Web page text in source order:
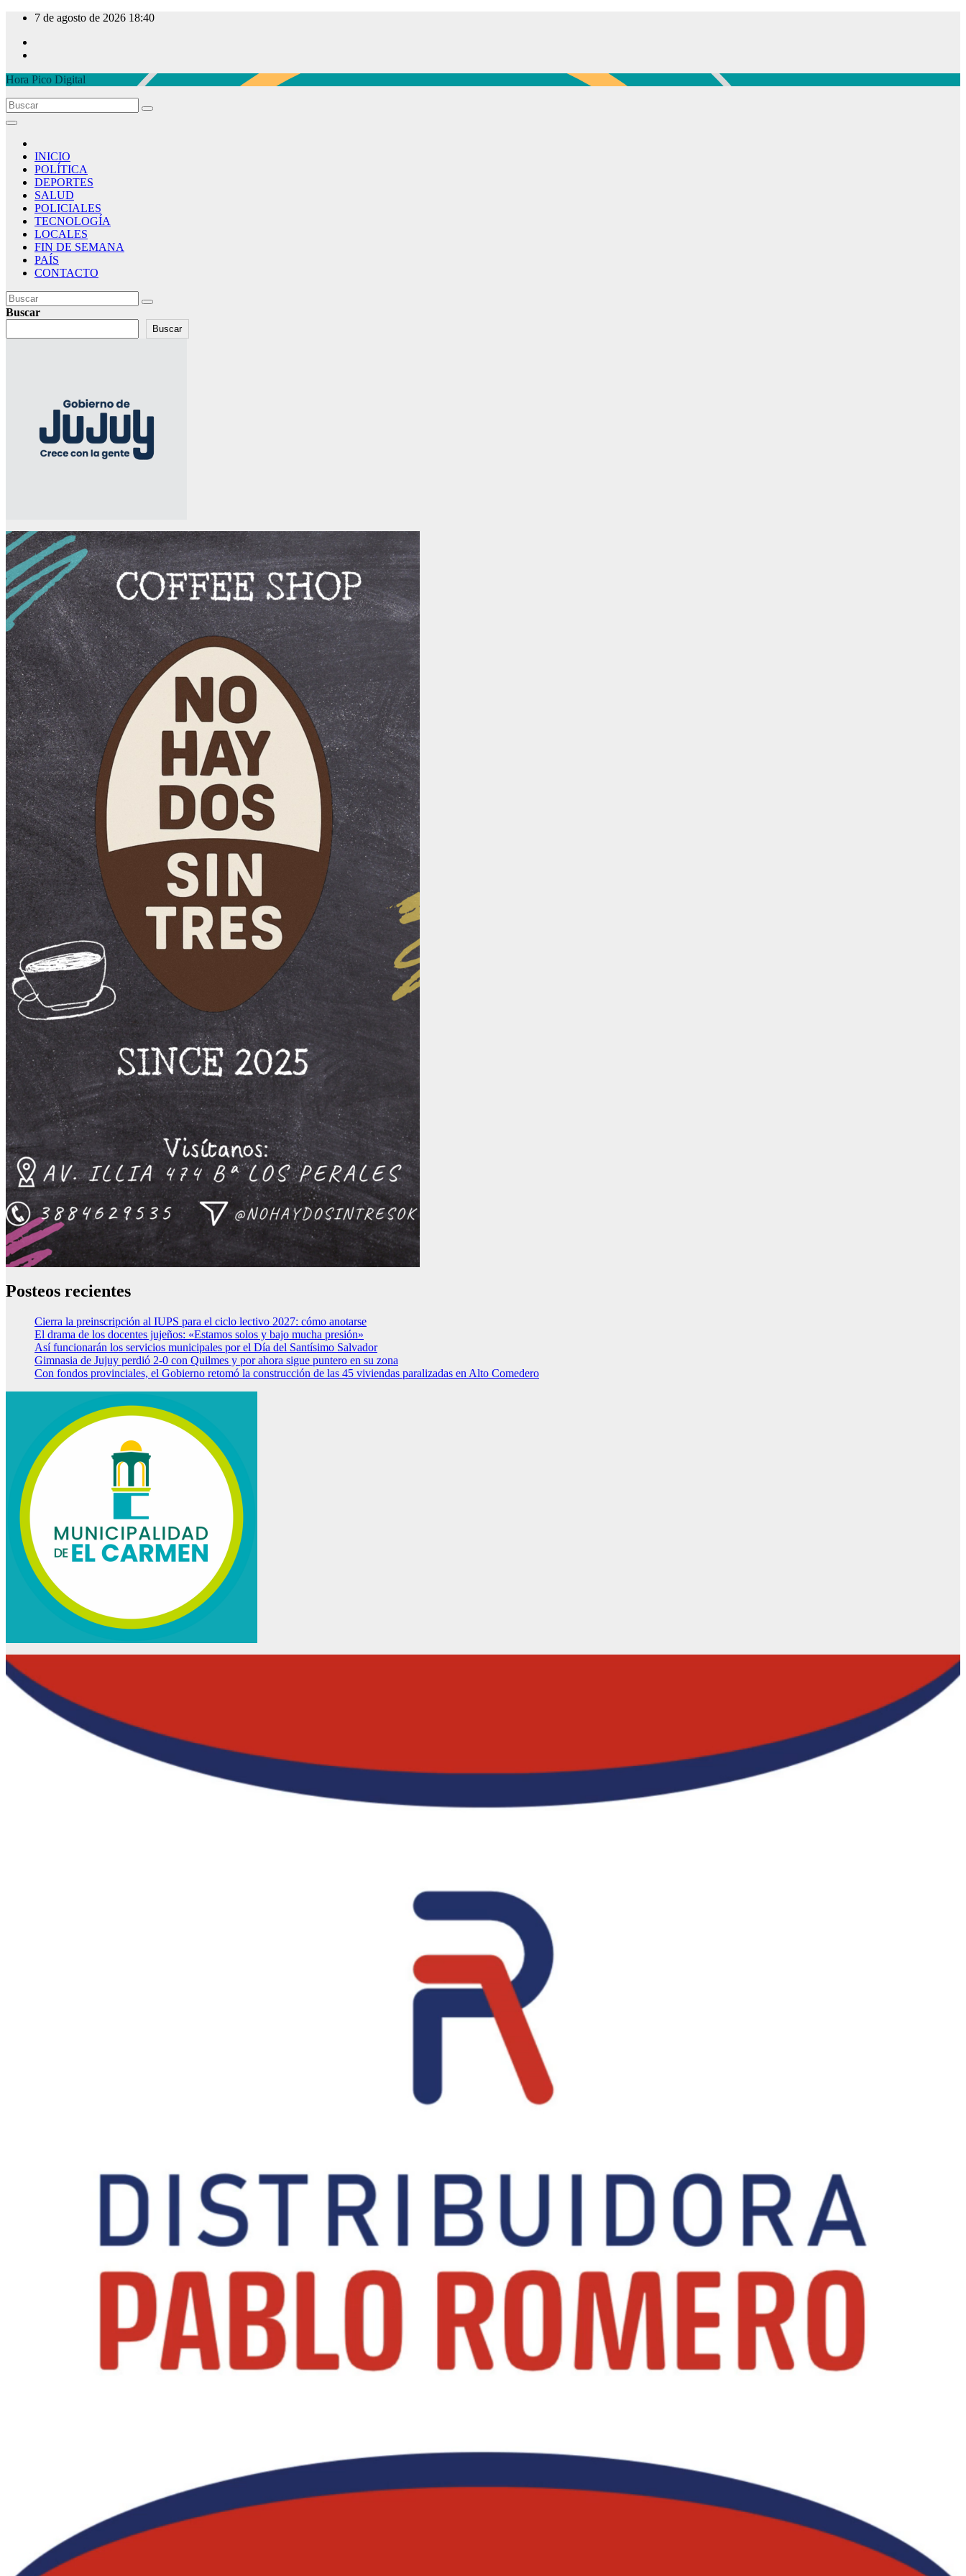
contenido
7 de agosto de 2026 18:40
Hora Pico Digital
INICIO
POLÍTICA
DEPORTES
SALUD
POLICIALES
TECNOLOGÍA
LOCALES
FIN DE SEMANA
PAÍS
CONTACTO
Buscar
Buscar
Posteos recientes
Cierra la preinscripción al IUPS para el ciclo lectivo 2027: cómo anotarse
El drama de los docentes jujeños: «Estamos solos y bajo mucha presión»
Así funcionarán los servicios municipales por el Día del Santísimo Salvador
Gimnasia de Jujuy perdió 2-0 con Quilmes y por ahora sigue puntero en su zona
Con fondos provinciales, el Gobierno retomó la construcción de las 45 viviendas paralizadas en Alto Comedero